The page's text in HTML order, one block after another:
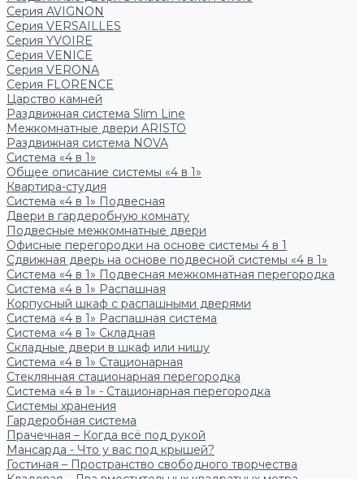
Серия AVIGNON
Серия VERSAILLES
Серия YVOIRE
Серия VENICE
Серия VERONA
Серия FLORENCE
Царство камней
Раздвижная система Slim Line
Межкомнатные двери ARISTO
Раздвижная система NOVA
Система «4 в 1»
Общее описание системы «4 в 1»
Квартира-студия
Система «4 в 1» Подвесная
Двери в гардеробную комнату
Подвесные межкомнатные двери
Офисные перегородки на основе системы 4 в 1
Сдвижная дверь на основе подвесной системы «4 в 1»
Система «4 в 1» Подвесная межкомнатная перегородка
Система «4 в 1» Распашная
Корпусный шкаф с распашными дверями
Система «4 в 1» Распашная система
Система «4 в 1» Складная
Складные двери в шкаф или нишу
Система «4 в 1» Стационарная
Стеклянная стационарная перегородка
Система «4 в 1» - Стационарная перегородка
Системы хранения
Гардеробная система
Прачечная – Когда всё под рукой
Мансарда - Что у вас под крышей?
Гостиная – Пространство свободного творчества